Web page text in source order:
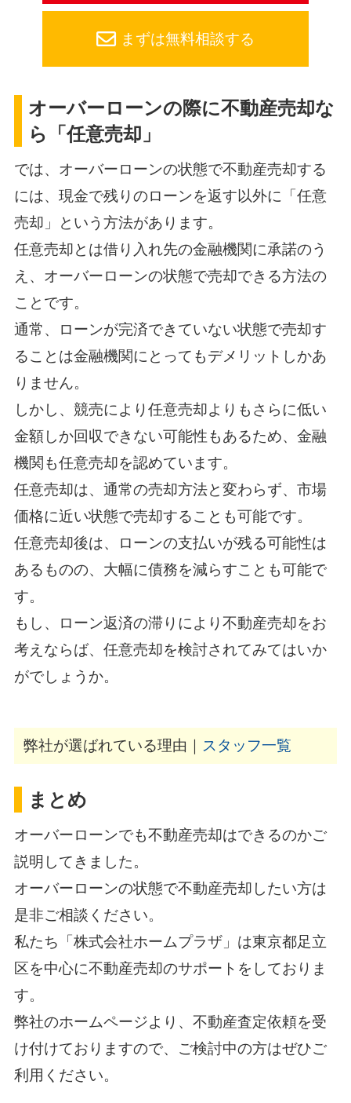
まずは無料相談する
オーバーローンの際に不動産売却な
ら「任意売却」
では、オーバーローンの状態で不動産売却する
には、現金で残りのローンを返す以外に「任意
売却」という方法があります。
任意売却とは借り入れ先の金融機関に承諾のう
え、オーバーローンの状態で売却できる方法の
ことです。
通常、ローンが完済できていない状態で売却す
ることは金融機関にとってもデメリットしかあ
りません。
しかし、競売により任意売却よりもさらに低い
金額しか回収できない可能性もあるため、金融
機関も任意売却を認めています。
任意売却は、通常の売却方法と変わらず、市場
価格に近い状態で売却することも可能です。
任意売却後は、ローンの支払いが残る可能性は
あるものの、大幅に債務を減らすことも可能で
す。
もし、ローン返済の滞りにより不動産売却をお
考えならば、任意売却を検討されてみてはいか
がでしょうか。
弊社が選ばれている理由｜ スタッフ一覧
まとめ
オーバーローンでも不動産売却はできるのかご
説明してきました。
オーバーローンの状態で不動産売却したい方は
是非ご相談ください。
私たち「株式会社ホームプラザ」は東京都足立
区を中心に不動産売却のサポートをしておりま
す。
弊社のホームページより、不動産査定依頼を受
け付けておりますので、ご検討中の方はぜひご
利用ください。